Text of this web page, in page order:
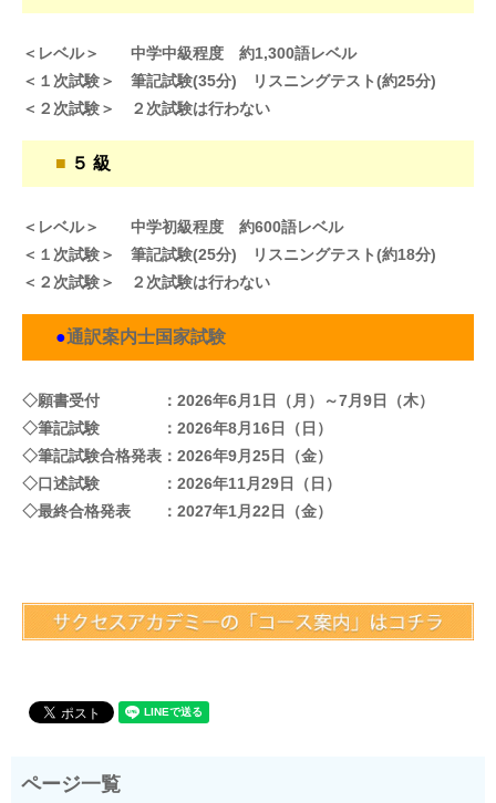
＜レベル＞ 中学中級程度 約1,300語レベル
＜１次試験＞ 筆記試験(35分) リスニングテスト(約25分)
＜２次試験＞ ２次試験は行わない
■ ５ 級
＜レベル＞ 中学初級程度 約600語レベル
＜１次試験＞ 筆記試験(25分) リスニングテスト(約18分)
＜２次試験＞ ２次試験は行わない
●通訳案内士国家試験
◇願書受付 ：2026年6月1日（月）～7月9日（木）
◇筆記試験 ：2026年8月16日（日）
◇筆記試験合格発表：2026年9月25日（金）
◇口述試験 ：2026年11月29日（日）
◇最終合格発表 ：2027年1月22日（金）